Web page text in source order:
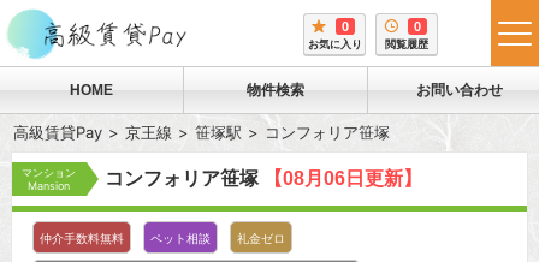
0
お気に入り
0
閲覧履歴
HOME 物件検索 お問い合わせ
高級賃貸Pay 京王線 笹塚駅 コンフォリア笹塚
マンション
Mansion
コンフォリア笹塚 【08月06日更新】
仲介手数料無料 ペット相談 礼金ゼロ